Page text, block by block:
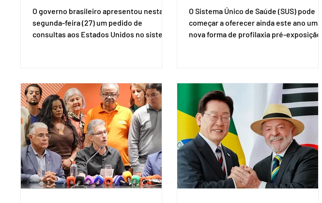
O governo brasileiro apresentou nesta
segunda-feira (27) um pedido de
consultas aos Estados Unidos no sistema
base na Seção 301 da Lei de Comércio de
1974. Segundo nota divulgada pelo
Ministério das Relações Exteriores, o
Brasil considera que as tarifas são
injustificadas e incompatíveis com as
obrigações assumidas pelos Estados
Unid
O Sistema Único de Saúde (SUS) pode
começar a oferecer ainda este ano uma
nova forma de profilaxia pré-exposição
e pode ser tomado a cada dois meses. O
pedido de inclusão vai ser encaminhado
pelo Ministério da Saúde à Comissão
Nacional de Incorporação de Novas
Tecnologias no SUS (Conitec) na semana
que vem. A Conitec é um colegiado